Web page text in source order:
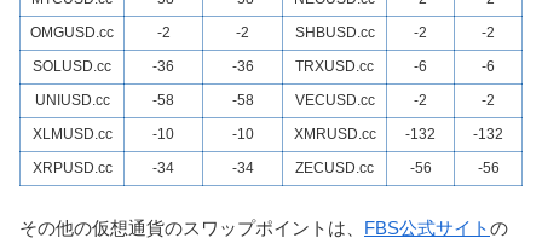
OMGUSD.cc
-2 -2 SHBUSD.cc -2
-2
SOLUSD.cc
-36 -36 TRXUSD.cc -6
-6
UNIUSD.cc
-58 -58 VECUSD.cc -2
-2
XLMUSD.cc
-10 -10 XMRUSD.cc -132
-132
XRPUSD.cc
-34 -34 ZECUSD.cc -56 -56
その他の仮想通貨のスワップポイントは、 FBS公式サイトの